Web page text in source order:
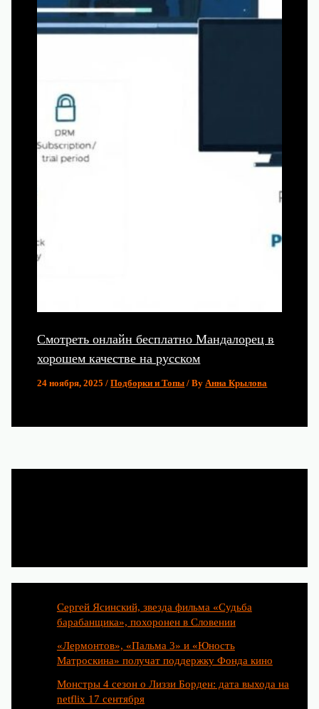
Смотреть онлайн бесплатно Мандалорец в
хорошем качестве на русском
24 ноября, 2025/Подборки и Топы / ByАнна Крылова
Сергей Ясинский, звезда фильма «Судьба
барабанщика», похоронен в Словении
«Лермонтов», «Пальма 3» и «Юность
Матроскина» получат поддержку Фонда кино
Монстры 4 сезон о Лиззи Борден: дата выхода на
netflix 17 сентября